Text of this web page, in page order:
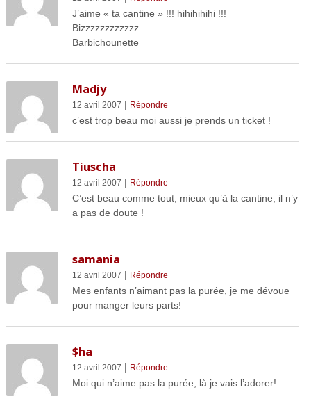
J’aime « ta cantine » !!! hihihihihi !!!
Bizzzzzzzzzzzz
Barbichounette
Madjy
12 avril 2007 | Répondre
c’est trop beau moi aussi je prends un ticket !
Tiuscha
12 avril 2007 | Répondre
C’est beau comme tout, mieux qu’à la cantine, il n’y
a pas de doute !
samania
12 avril 2007 | Répondre
Mes enfants n’aimant pas la purée, je me dévoue
pour manger leurs parts!
$ha
12 avril 2007 | Répondre
Moi qui n’aime pas la purée, là je vais l’adorer!